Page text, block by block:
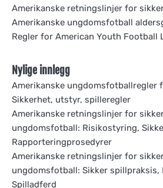
Amerikanske retningslinjer for
Amerikanske ungdomsfotball
Regler for American Youth Football
Nylige innlegg
Amerikanske ungdomsfotballregler
Sikkerhet, utstyr, spilleregler
Amerikanske retningslinjer for
ungdomsfotball: Risikostyring,
Rapporteringprosedyrer
Amerikanske retningslinjer for
ungdomsfotball: Sikker spillpraksis,
Spilladferd